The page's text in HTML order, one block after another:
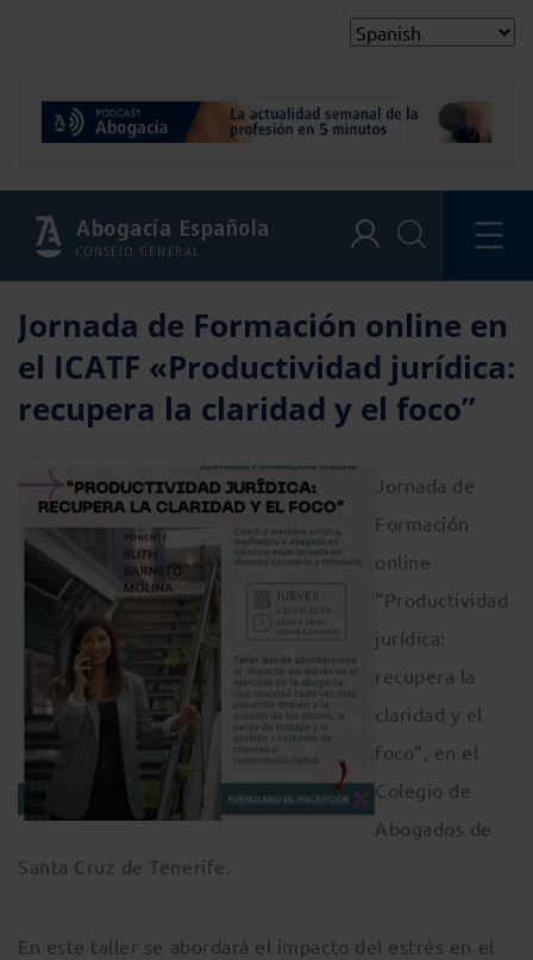
Abogacía Española
CONSEJO GENERAL
Jornada de Formación online en
el ICATF «Productividad jurídica:
recupera la claridad y el foco”
Jornada de
Formación
online
“Productividad
jurídica:
recupera la
claridad y el
foco”, en el
Colegio de
Abogados de
Santa Cruz de Tenerife.
En este taller se abordará el impacto del estrés en el